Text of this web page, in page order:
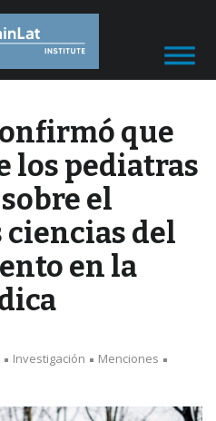
que
los pediatras
el
ciencias del
en la
Investigación
Menciones